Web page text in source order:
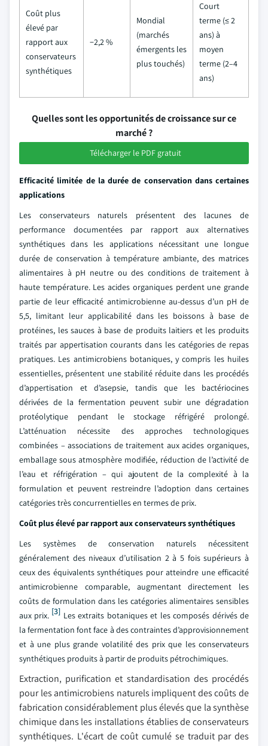
Coût plus
élevé par
rapport aux
conservateurs
synthétiques
−2,2 %
Mondial
(marchés
émergents les
plus touchés)
Court
terme (≤ 2
ans) à
moyen
terme (2–4
ans)
Quelles sont les opportunités de croissance sur ce
marché ?
Télécharger le PDF gratuit
Efficacité limitée de la durée de conservation dans certaines
applications
Les conservateurs naturels présentent des lacunes de
performance documentées par rapport aux alternatives
synthétiques dans les applications nécessitant une longue
durée de conservation à température ambiante, des matrices
alimentaires à pH neutre ou des conditions de traitement à
haute température. Les acides organiques perdent une grande
partie de leur efficacité antimicrobienne au-dessus d’un pH de
5,5, limitant leur applicabilité dans les boissons à base de
protéines, les sauces à base de produits laitiers et les produits
traités par appertisation courants dans les catégories de repas
pratiques. Les antimicrobiens botaniques, y compris les huiles
essentielles, présentent une stabilité réduite dans les procédés
d’appertisation et d’asepsie, tandis que les bactériocines
dérivées de la fermentation peuvent subir une dégradation
protéolytique pendant le stockage réfrigéré prolongé.
L’atténuation nécessite des approches technologiques
combinées – associations de traitement aux acides organiques,
emballage sous atmosphère modifiée, réduction de l’activité de
l’eau et réfrigération – qui ajoutent de la complexité à la
formulation et peuvent restreindre l’adoption dans certaines
catégories très concurrentielles en termes de prix.
Coût plus élevé par rapport aux conservateurs synthétiques
Les systèmes de conservation naturels nécessitent
généralement des niveaux d’utilisation 2 à 5 fois supérieurs à
ceux des équivalents synthétiques pour atteindre une efficacité
antimicrobienne comparable, augmentant directement les
coûts de formulation dans les catégories alimentaires sensibles
aux prix. [3] Les extraits botaniques et les composés dérivés de
la fermentation font face à des contraintes d’approvisionnement
et à une plus grande volatilité des prix que les conservateurs
synthétiques produits à partir de produits pétrochimiques.
Extraction, purification et standardisation des procédés
pour les antimicrobiens naturels impliquent des coûts de
fabrication considérablement plus élevés que la synthèse
chimique dans les installations établies de conservateurs
synthétiques. L'écart de coût cumulé se traduit par des